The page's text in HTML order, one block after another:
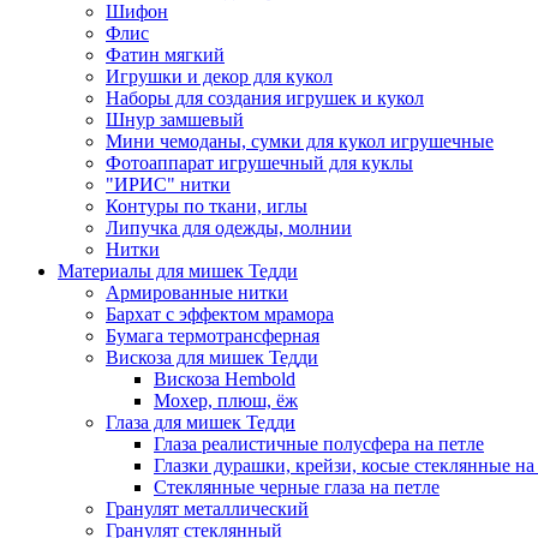
Шифон
Флис
Фатин мягкий
Игрушки и декор для кукол
Наборы для создания игрушек и кукол
Шнур замшевый
Мини чемоданы, сумки для кукол игрушечные
Фотоаппарат игрушечный для куклы
"ИРИС" нитки
Контуры по ткани, иглы
Липучка для одежды, молнии
Нитки
Материалы для мишек Тедди
Армированные нитки
Бархат с эффектом мрамора
Бумага термотрансферная
Вискоза для мишек Тедди
Вискоза Hembold
Мохер, плюш, ёж
Глаза для мишек Тедди
Глаза реалистичные полусфера на петле
Глазки дурашки, крейзи, косые стеклянные на
Стеклянные черные глаза на петле
Гранулят металлический
Гранулят стеклянный